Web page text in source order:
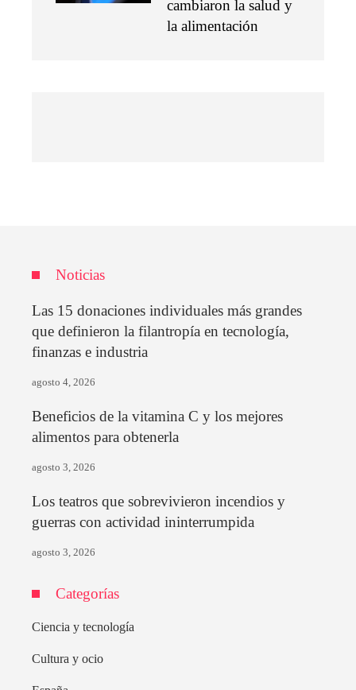
cambiaron la salud y
la alimentación
Noticias
Las 15 donaciones individuales más grandes
que definieron la filantropía en tecnología,
finanzas e industria
agosto 4, 2026
Beneficios de la vitamina C y los mejores
alimentos para obtenerla
agosto 3, 2026
Los teatros que sobrevivieron incendios y
guerras con actividad ininterrumpida
agosto 3, 2026
Categorías
Ciencia y tecnología
Cultura y ocio